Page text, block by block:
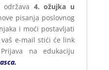
4. ožujka u
pisanja poslovnog
i moći postavljati
e-mail stići će link
na edukaciju